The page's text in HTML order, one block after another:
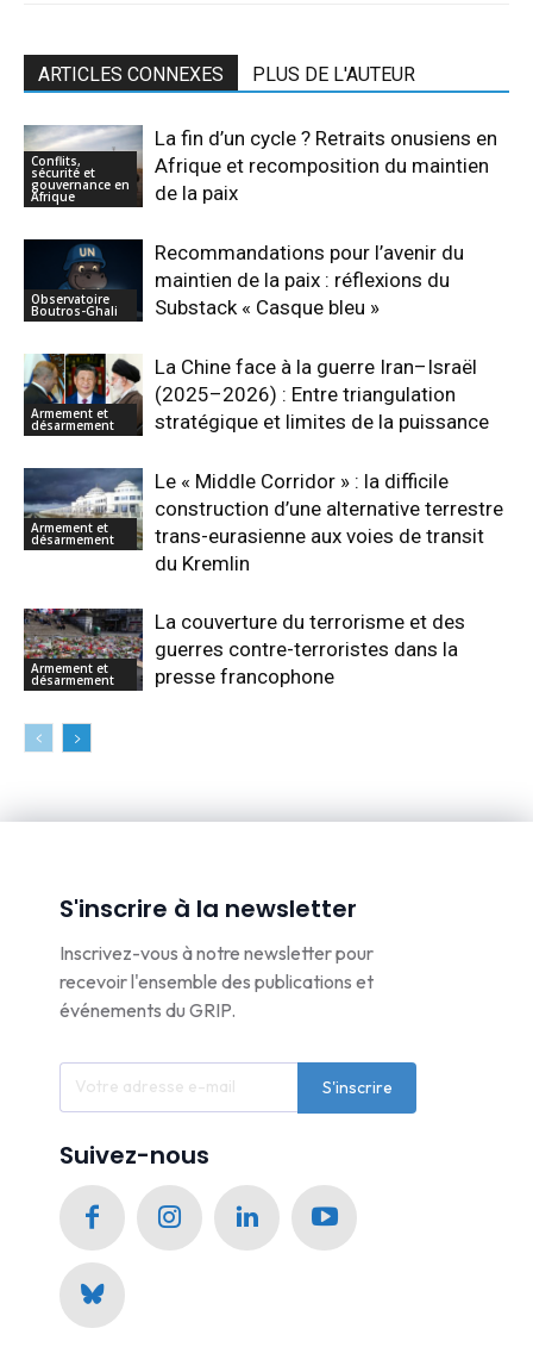
ARTICLES CONNEXES PLUS DE L'AUTEUR
Conflits,
sécurité et
gouvernance en
Afrique
La fin d’un cycle ? Retraits onusiens en
Afrique et recomposition du maintien
de la paix
Observatoire
Boutros-Ghali
Recommandations pour l’avenir du
maintien de la paix : réflexions du
Substack « Casque bleu »
Armement et
désarmement
La Chine face à la guerre Iran–Israël
(2025–2026) : Entre triangulation
stratégique et limites de la puissance
Armement et
désarmement
Le « Middle Corridor » : la difficile
construction d’une alternative terrestre
trans-eurasienne aux voies de transit
du Kremlin
Armement et
désarmement
La couverture du terrorisme et des
guerres contre-terroristes dans la
presse francophone
S'inscrire à la newsletter
Inscrivez-vous à notre newsletter pour
recevoir l'ensemble des publications et
événements du GRIP.
S'inscrire
Suivez-nous